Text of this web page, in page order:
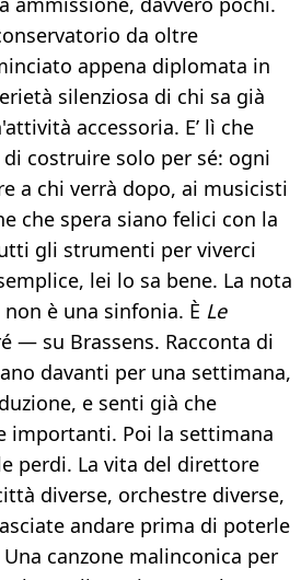
da oltre
appena diplomata in
silenziosa di chi sa già
accessoria. E’ lì che
costruire solo per sé: ogni
a chi verrà dopo, ai musicisti
che spera siano felici con la
gli strumenti per viverci
lei lo sa bene. La nota
è una sinfonia. È Le
— su Brassens. Racconta di
davanti per una settimana,
e senti già che
importanti. Poi la settimana
perdi. La vita del direttore
diverse, orchestre diverse,
andare prima di poterle
canzone malinconica per